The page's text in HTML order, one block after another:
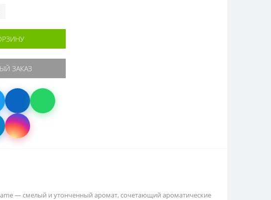
ЗАКАЗ
— смелый и утонченный аромат, сочетающий ароматические